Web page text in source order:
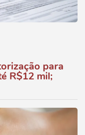
para
R$12 mil;